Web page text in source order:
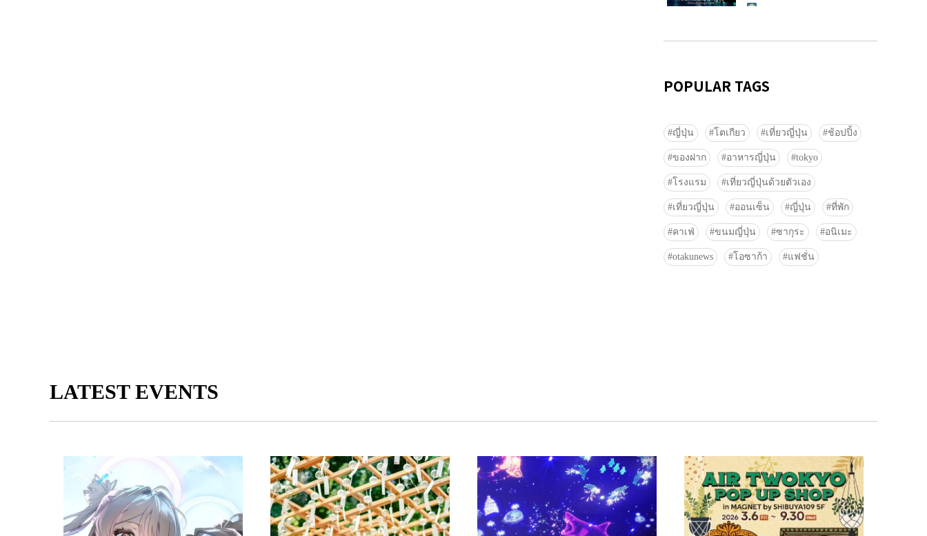
POPULAR TAGS
ญี่ปุ่น โตเกียว เที่ยวญี่ปุ่น ช้อปปิ้ง
ของฝาก อาหารญี่ปุ่น tokyo
โรงแรม เที่ยวญี่ปุ่นด้วยตัวเอง
เที่ยวญี่ปุ่น ออนเซ็น ญี่ปุ่น ที่พัก
คาเฟ่ ขนมญี่ปุ่น ซากุระ อนิเมะ
otakunews โอซาก้า แฟชั่น
LATEST EVENTS